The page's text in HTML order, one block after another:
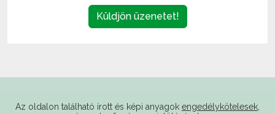
Küldjön üzenetet!
Az oldalon található írott és képi anyagok engedélykötelesek